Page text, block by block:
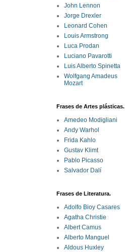
John Lennon
Jorge Drexler
Leonard Cohen
Louis Armstrong
Luca Prodan
Luciano Pavarotti
Luis Alberto Spinetta
Wolfgang Amadeus
Mozart
Frases de Artes plásticas.
Amedeo Modigliani
Andy Warhol
Frida Kahlo
Gustav Klimt
Pablo Picasso
Salvador Dalí
Frases de Literatura.
Adolfo Bioy Casares
Agatha Christie
Albert Camus
Alberto Manguel
Aldous Huxley